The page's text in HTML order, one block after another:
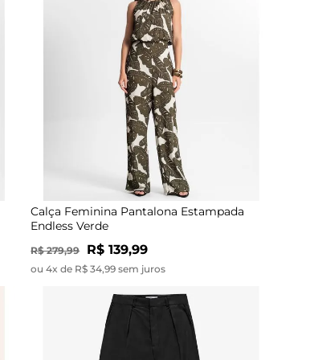
Calça Feminina Pantalona Estampada
Endless Verde
R$ 279,99 R$ 139,99
ou 4x de R$ 34,99 sem juros